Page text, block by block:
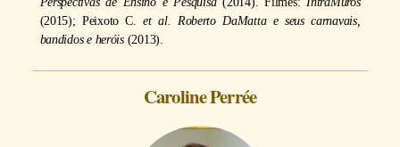
(2015); Peixoto C.et al.
Roberto DaMatta e seus carnavais,
bandidos e heróis(2013).
Caroline Perrée